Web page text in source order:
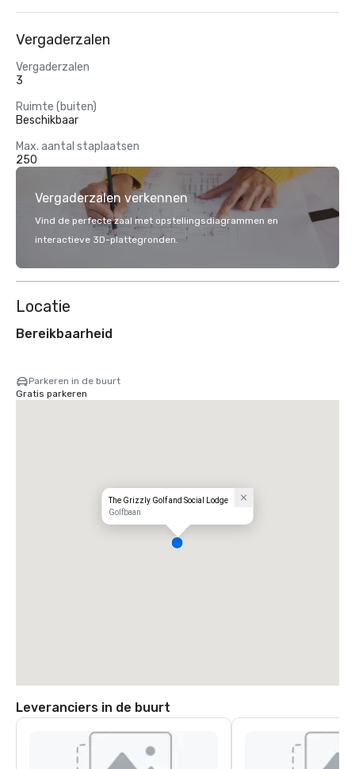
Vergaderzalen
Vergaderzalen
3
Ruimte (buiten)
Beschikbaar
Max. aantal staplaatsen
250
Vergaderzalen verkennen
Vind de perfecte zaal met opstellingsdiagrammen en
interactieve 3D-plattegronden.
Locatie
Bereikbaarheid
Parkeren in de buurt
Gratis parkeren
The Grizzly Golf and Social Lodge
Golfbaan
Leveranciers in de buurt